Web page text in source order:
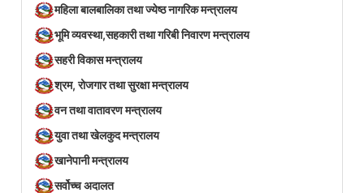
महिला बालबालिका तथा ज्येष्ठ नागरिक मन्त्रालय
भूमि व्यवस्था,सहकारी तथा गरिबी निवारण मन्त्रालय
सहरी विकास मन्त्रालय
श्रम, रोजगार तथा सुरक्षा मन्त्रालय
वन तथा वातावरण मन्त्रालय
युवा तथा खेलकुद मन्त्रालय
खानेपानी मन्त्रालय
सर्वोच्च अदालत